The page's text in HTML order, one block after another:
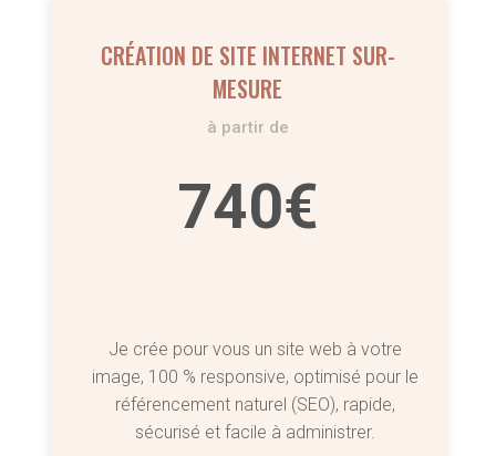
CRÉATION DE SITE INTERNET SUR-
MESURE
à partir de
740€
Je crée pour vous un site web à votre
image, 100 % responsive, optimisé pour le
référencement naturel (SEO), rapide,
sécurisé et facile à administrer.